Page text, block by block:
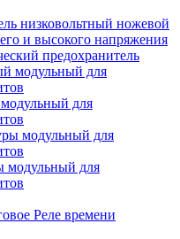
низковольтный ножевой
и высокого напряжения
предохранитель
для
модульный для
Реле времени